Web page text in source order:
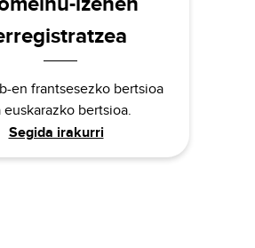
en frantsesezko bertsioa
euskarazko bertsioa.
Segida irakurri